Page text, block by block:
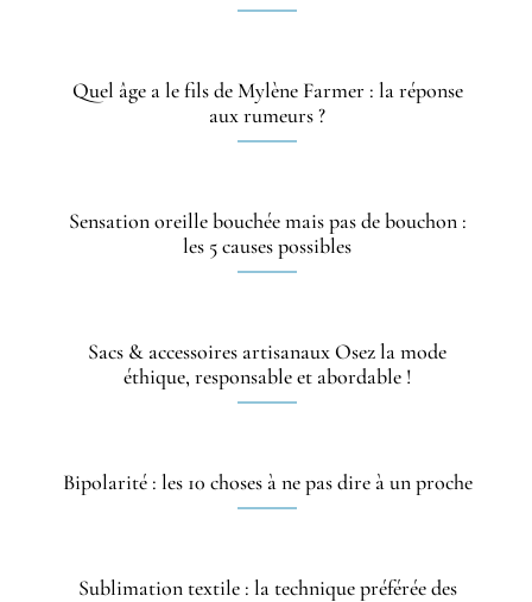
Quel âge a le fils de Mylène Farmer : la réponse
aux rumeurs ?
Sensation oreille bouchée mais pas de bouchon :
les 5 causes possibles
Sacs & accessoires artisanaux Osez la mode
éthique, responsable et abordable !
Bipolarité : les 10 choses à ne pas dire à un proche
Sublimation textile : la technique préférée des